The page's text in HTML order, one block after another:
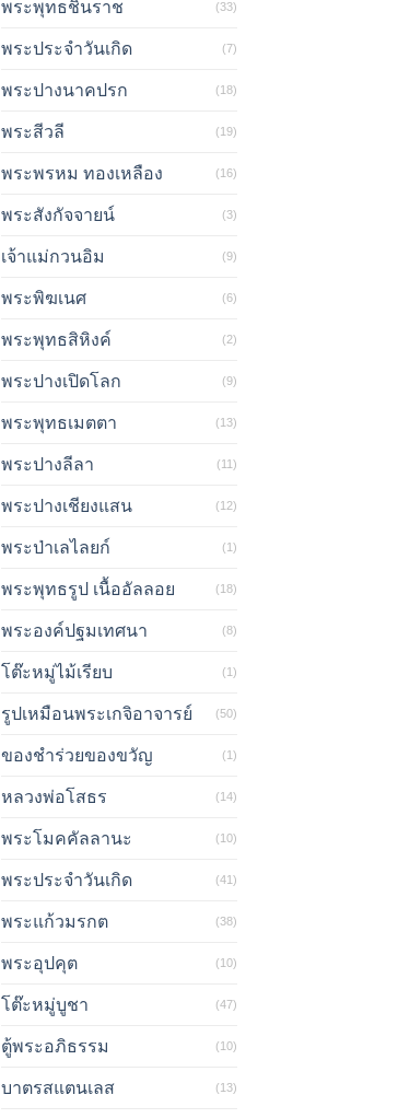
พระพุทธชินราช (33)
พระประจำวันเกิด (7)
พระปางนาคปรก (18)
พระสีวลี (19)
พระพรหม ทองเหลือง (16)
พระสังกัจจายน์ (3)
เจ้าแม่กวนอิม (9)
พระพิฆเนศ (6)
พระพุทธสิหิงค์ (2)
พระปางเปิดโลก (9)
พระพุทธเมตตา (13)
พระปางลีลา (11)
พระปางเชียงแสน (12)
พระป่าเลไลยก์ (1)
พระพุทธรูป เนื้ออัลลอย (18)
พระองค์ปฐมเทศนา (8)
โต๊ะหมู่ไม้เรียบ (1)
รูปเหมือนพระเกจิอาจารย์ (50)
ของชำร่วยของขวัญ (1)
หลวงพ่อโสธร (14)
พระโมคคัลลานะ (10)
พระประจำวันเกิด (41)
พระแก้วมรกต (38)
พระอุปคุต (10)
โต๊ะหมู่บูชา (47)
ตู้พระอภิธรรม (10)
บาตรสแตนเลส (13)